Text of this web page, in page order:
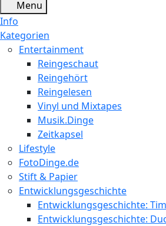
Menu
Info
Kategorien
Entertainment
Reingeschaut
Reingehört
Reingelesen
Vinyl und Mixtapes
Musik.Dinge
Zeitkapsel
Lifestyle
FotoDinge.de
Stift & Papier
Entwicklungsgeschichte
Entwicklungsgeschichte:
Entwicklungsgeschichte: